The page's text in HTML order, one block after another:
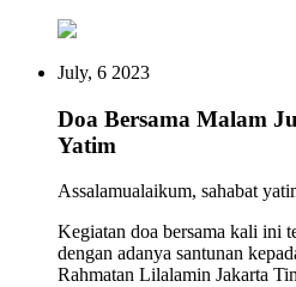
July, 6 2023
Doa Bersama Malam
Yatim
Assalamualaikum, sahabat
Kegiatan doa bersama kali ini
dengan adanya santunan
Rahmatan Lilalamin Jakarta